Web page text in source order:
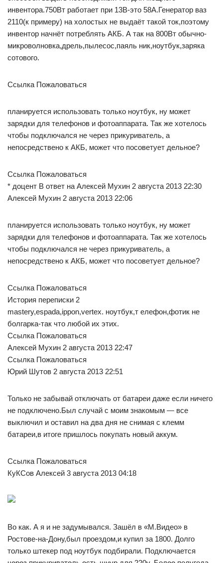
инвентора.750Вт работает при 13В-это 58А.Генератор ваз
2110(к примеру) на холостых не выдаёт такой ток,поэтому
инвентор начнёт потреблять АКБ. А так на 800Вт обычно-
микроволновка,дрель,пылесос,паяль ник,ноутбук,заряка
сотового.
Ссылка Пожаловаться
планируется использовать только ноутбук, ну может
зарядки для телефонов и фотоаппарата. Так же хотелось
чтобы подключался не через прикуриватель, а
непосредствено к АКБ, может что посоветует дельное?
Ссылка Пожаловаться
* доцент В ответ на Алексей Мухин 2 августа 2013 22:30
Алексей Мухин 2 августа 2013 22:06
планируется использовать только ноутбук, ну может
зарядки для телефонов и фотоаппарата. Так же хотелось
чтобы подключался не через прикуриватель, а
непосредствено к АКБ, может что посоветует дельное?
Ссылка Пожаловаться
История переписки 2
mastery,espada,ippon,vertex. ноутбук,т елефон,фотик не
болгарка-так что любой их этих.
Ссылка Пожаловаться
Алексей Мухин 2 августа 2013 22:47
Ссылка Пожаловаться
Юрий Шутов 2 августа 2013 22:51
Только не забывай отключать от батареи даже если ничего
не подключено.Был случай с моим знакомым — все
выключил и оставил на два дня не снимая с клемм
батареи,в итоге пришлось покупать новый аккум.
Ссылка Пожаловаться
КуКСов Алексей 3 августа 2013 04:18
Во как. А я и не задумывался. Зашёл в «М.Видео» в
Ростове-на-Дону,был проездом,и купил за 1800. Долго
только штекер под ноутбук подбирали. Подключается